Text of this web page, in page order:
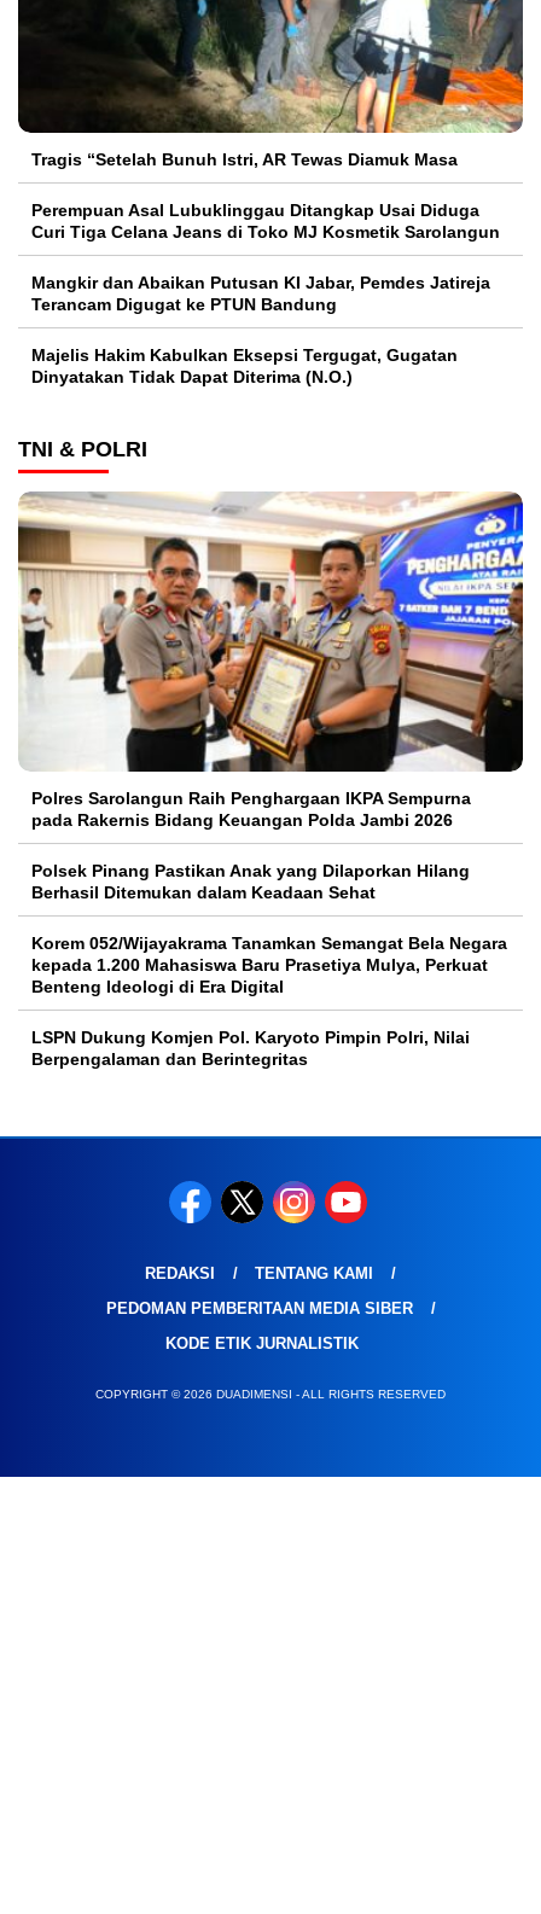
Tragis “Setelah Bunuh Istri, AR Tewas Diamuk Masa
Perempuan Asal Lubuklinggau Ditangkap Usai Diduga
Curi Tiga Celana Jeans di Toko MJ Kosmetik Sarolangun
Mangkir dan Abaikan Putusan KI Jabar, Pemdes Jatireja
Terancam Digugat ke PTUN Bandung
Majelis Hakim Kabulkan Eksepsi Tergugat, Gugatan
Dinyatakan Tidak Dapat Diterima (N.O.)
TNI & POLRI
Polres Sarolangun Raih Penghargaan IKPA Sempurna
pada Rakernis Bidang Keuangan Polda Jambi 2026
Polsek Pinang Pastikan Anak yang Dilaporkan Hilang
Berhasil Ditemukan dalam Keadaan Sehat
Korem 052/Wijayakrama Tanamkan Semangat Bela Negara
kepada 1.200 Mahasiswa Baru Prasetiya Mulya, Perkuat
Benteng Ideologi di Era Digital
LSPN Dukung Komjen Pol. Karyoto Pimpin Polri, Nilai
Berpengalaman dan Berintegritas
REDAKSI
TENTANG KAMI
PEDOMAN PEMBERITAAN MEDIA SIBER
KODE ETIK JURNALISTIK
COPYRIGHT © 2026 DUADIMENSI - ALL RIGHTS RESERVED